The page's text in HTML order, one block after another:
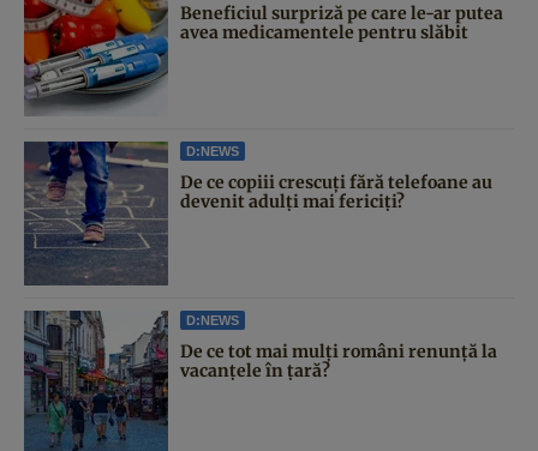
Beneficiul surpriză pe care le-ar putea
avea medicamentele pentru slăbit
D:NEWS
De ce copiii crescuți fără telefoane au
devenit adulți mai fericiți?
D:NEWS
De ce tot mai mulți români renunță la
vacanțele în țară?